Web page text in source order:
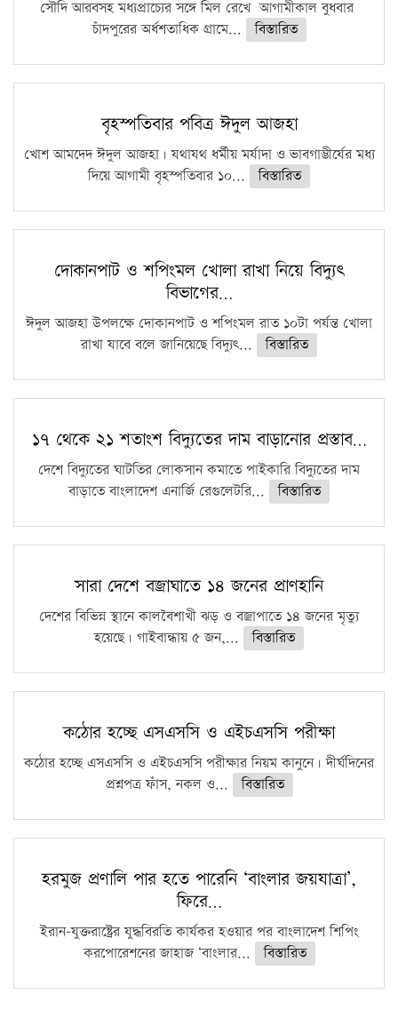
সৌদি আরবসহ মধ্যপ্রাচ্যের সঙ্গে মিল রেখে আগামীকাল বুধবার
চাঁদপুরের অর্ধশতাধিক গ্রামে...
বিস্তারিত
বৃহস্পতিবার পবিত্র ঈদুল আজহা
খোশ আমদেদ ঈদুল আজহা। যথাযথ ধর্মীয় মর্যাদা ও ভাবগাম্ভীর্যের মধ্য
দিয়ে আগামী বৃহস্পতিবার ১০...
বিস্তারিত
দোকানপাট ও শপিংমল খোলা রাখা নিয়ে বিদ্যুৎ
বিভাগের…
ঈদুল আজহা উপলক্ষে দোকানপাট ও শপিংমল রাত ১০টা পর্যন্ত খোলা
রাখা যাবে বলে জানিয়েছে বিদ্যুৎ...
বিস্তারিত
১৭ থেকে ২১ শতাংশ বিদ্যুতের দাম বাড়ানোর প্রস্তাব…
দেশে বিদ্যুতের ঘাটতির লোকসান কমাতে পাইকারি বিদ্যুতের দাম
বাড়াতে বাংলাদেশ এনার্জি রেগুলেটরি...
বিস্তারিত
সারা দেশে বজ্রাঘাতে ১৪ জনের প্রাণহানি
দেশের বিভিন্ন স্থানে কালবৈশাখী ঝড় ও বজ্রাপাতে ১৪ জনের মৃত্যু
হয়েছে। গাইবান্ধায় ৫ জন,...
বিস্তারিত
কঠোর হচ্ছে এসএসসি ও এইচএসসি পরীক্ষা
কঠোর হচ্ছে এসএসসি ও এইচএসসি পরীক্ষার নিয়ম কানুনে। দীর্ঘদিনের
প্রশ্নপত্র ফাঁস, নকল ও...
বিস্তারিত
হরমুজ প্রণালি পার হতে পারেনি ‘বাংলার জয়যাত্রা’,
ফিরে…
ইরান-যুক্তরাষ্ট্রের যুদ্ধবিরতি কার্যকর হওয়ার পর বাংলাদেশ শিপিং
করপোরেশনের জাহাজ ‘বাংলার...
বিস্তারিত